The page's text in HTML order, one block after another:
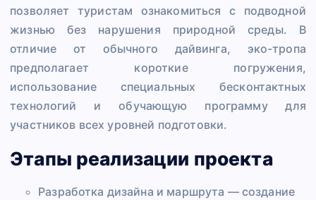
позволяет туристам ознакомиться с подводной
жизнью без нарушения природной среды. В
отличие от обычного дайвинга, эко-тропа
предполагает короткие погружения,
использование специальных бесконтактных
технологий и обучающую программу для
участников всех уровней подготовки.
Этапы реализации проекта
Разработка дизайна и маршрута — создание